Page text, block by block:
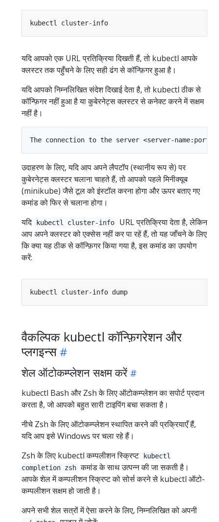
यदि आपको एक URL प्रतिक्रिया दिखती हैं, तो kubectl आपके
क्लस्टर तक पहुँचने के लिए सही ढंग से कॉन्फ़िगर हुआ है।
यदि आपको निम्नलिखित संदेश दिखाई देता है, तो kubectl ठीक से
कॉन्फ़िगर नहीं हुआ है या कुबेरनेट्स क्लस्टर से कनेक्ट करने में सक्षम
नहीं है।
उदाहरण के लिए, यदि आप अपने लैपटॉप (स्थानीय रूप से) पर
कुबेरनेट्स क्लस्टर चलाना चाहते हैं, तो आपको पहले मिनीक्यूब
(minikube) जैसे टूल को इंस्टॉल करना होगा और ऊपर बताए गए
कमांड को फिर से चलाना होगा।
यदि
kubectl cluster-info
URL प्रतिक्रिया देता है, लेकिन
आप अपने क्लस्टर को एक्सेस नहीं कर पा रहें हैं, तो यह जाँचने के लिए
कि क्या यह ठीक से कॉन्फ़िगर किया गया है, इस कमांड का उपयोग
करें:
वैकल्पिक kubectl कॉन्फ़िगरेशन और
प्लगइन्स
शेल ऑटोकम्प्लेशन सक्षम करें
kubectl Bash और Zsh के लिए ऑटोकम्प्लेशन का सपोर्ट प्रदान
करता है, जो आपको बहुत सारी टाइपिंग बचा सकता है।
नीचे Zsh के लिए ऑटोकम्प्लेशन स्थापित करने की प्रक्रियाएँ हैं,
यदि आप इसे Windows पर चला रहे हैं।
Zsh के लिए kubectl कम्पलीशन स्क्रिप्ट
kubectl
completion zsh कमांड के साथ उत्पन्न की जा सकती है।
आपके शेल में कम्पलीशन स्क्रिप्ट को सोर्स करने से kubectl ऑटो-
कम्पलीशन सक्षम हो जाती है।
अपने सभी शेल सत्रों में ऐसा करने के लिए, निम्नलिखित को अपनी